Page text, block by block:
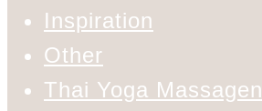
Inspiration
Other
Thai Yoga Massagen